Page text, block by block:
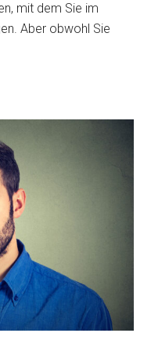
mit dem Sie im
Aber obwohl Sie